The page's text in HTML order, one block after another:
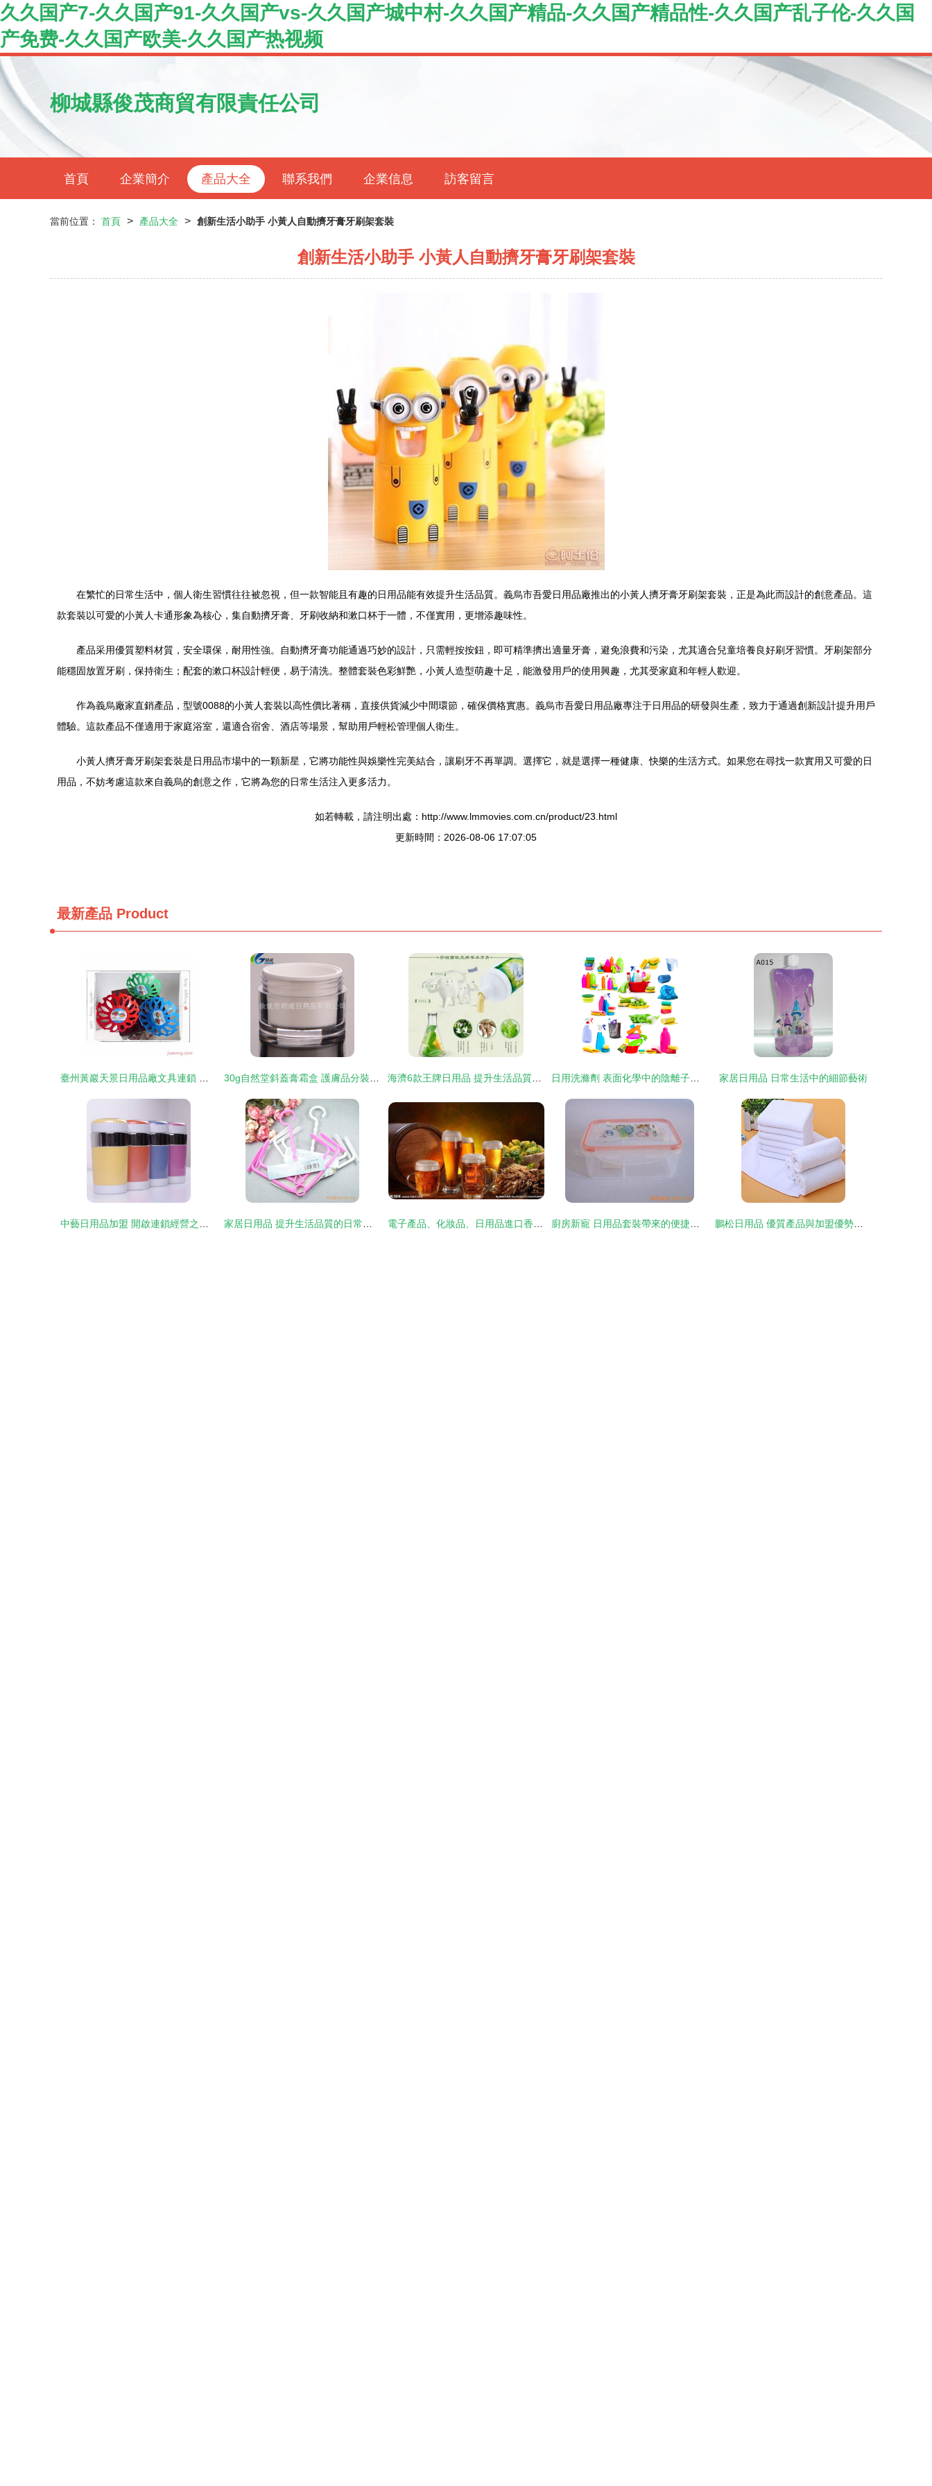
久久国产7-久久国产91-久久国产vs-久久国产城中村-久久国产精品-久久国产精品性-久久国产乱子伦-久久国
产免费-久久国产欧美-久久国产热视频
柳城縣俊茂商貿有限責任公司
首頁 企業簡介 產品大全 聯系我們 企業信息 訪客留言
當前位置： 首頁 > 產品大全 > 創新生活小助手 小黃人自動擠牙膏牙刷架套裝
創新生活小助手 小黃人自動擠牙膏牙刷架套裝
在繁忙的日常生活中，個人衛生習慣往往被忽視，但一款智能且有趣的日用品能有效提升生活品質。義烏市吾愛日用品廠推出的小黃人擠牙膏牙刷架套裝，正是為此而設計的創意產品。這
款套裝以可愛的小黃人卡通形象為核心，集自動擠牙膏、牙刷收納和漱口杯于一體，不僅實用，更增添趣味性。
產品采用優質塑料材質，安全環保，耐用性強。自動擠牙膏功能通過巧妙的設計，只需輕按按鈕，即可精準擠出適量牙膏，避免浪費和污染，尤其適合兒童培養良好刷牙習慣。牙刷架部分
能穩固放置牙刷，保持衛生；配套的漱口杯設計輕便，易于清洗。整體套裝色彩鮮艷，小黃人造型萌趣十足，能激發用戶的使用興趣，尤其受家庭和年輕人歡迎。
作為義烏廠家直銷產品，型號0088的小黃人套裝以高性價比著稱，直接供貨減少中間環節，確保價格實惠。義烏市吾愛日用品廠專注于日用品的研發與生產，致力于通過創新設計提升用戶
體驗。這款產品不僅適用于家庭浴室，還適合宿舍、酒店等場景，幫助用戶輕松管理個人衛生。
小黃人擠牙膏牙刷架套裝是日用品市場中的一顆新星，它將功能性與娛樂性完美結合，讓刷牙不再單調。選擇它，就是選擇一種健康、快樂的生活方式。如果您在尋找一款實用又可愛的日
用品，不妨考慮這款來自義烏的創意之作，它將為您的日常生活注入更多活力。
如若轉載，請注明出處：http://www.lmmovies.com.cn/product/23.html
更新時間：2026-08-06 17:07:05
最新產品 Product
家居日用品 日常生活中的細節藝術